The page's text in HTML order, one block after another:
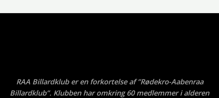
RAA Billardklub er en forkortelse af ”Rødekro-Aabenraa
Billardklub”. Klubben har omkring 60 medlemmer i alderen